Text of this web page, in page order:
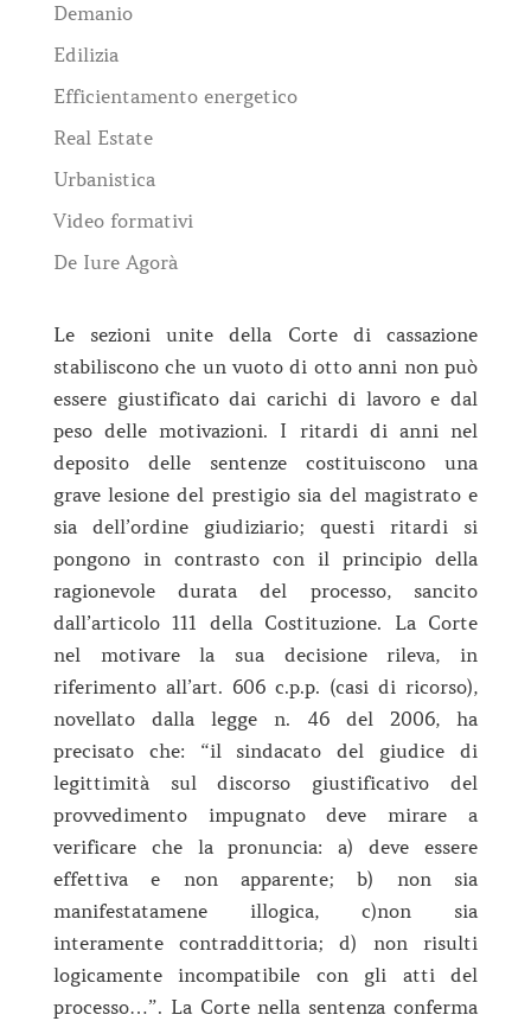
Demanio
Edilizia
Efficientamento energetico
Real Estate
Urbanistica
Video formativi
De Iure Agorà
Le sezioni unite della Corte di cassazione
stabiliscono che un vuoto di otto anni non può
essere giustificato dai carichi di lavoro e dal
peso delle motivazioni. I ritardi di anni nel
deposito delle sentenze costituiscono una
grave lesione del prestigio sia del magistrato e
sia dell’ordine giudiziario; questi ritardi si
pongono in contrasto con il principio della
ragionevole durata del processo, sancito
dall’articolo 111 della Costituzione. La Corte
nel motivare la sua decisione rileva, in
riferimento all’art. 606 c.p.p. (casi di ricorso),
novellato dalla legge n. 46 del 2006, ha
precisato che: “il sindacato del giudice di
legittimità sul discorso giustificativo del
provvedimento impugnato deve mirare a
verificare che la pronuncia: a) deve essere
effettiva e non apparente; b) non sia
manifestatamene illogica, c)non sia
interamente contraddittoria; d) non risulti
logicamente incompatibile con gli atti del
processo…”. La Corte nella sentenza conferma